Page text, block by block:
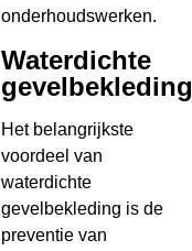
onderhoudswerken.
Waterdichte
gevelbekleding
Het belangrijkste
voordeel van
waterdichte
gevelbekleding is de
preventie van